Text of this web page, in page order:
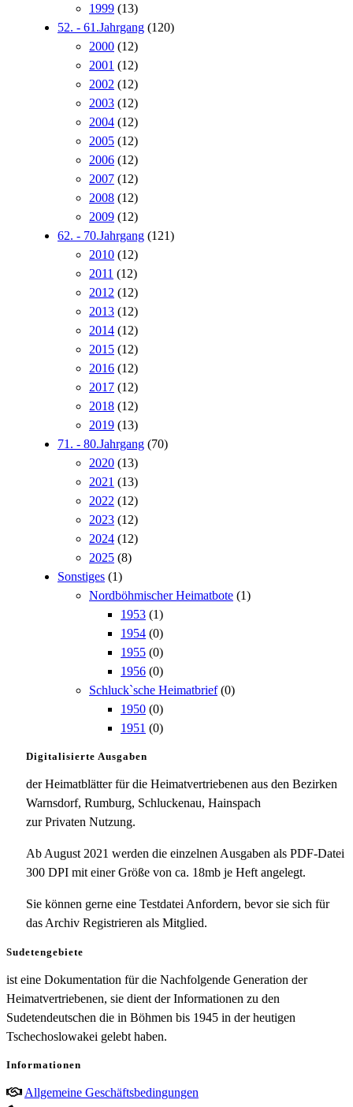
1999 (13)
52. - 61.Jahrgang (120)
2000 (12)
2001 (12)
2002 (12)
2003 (12)
2004 (12)
2005 (12)
2006 (12)
2007 (12)
2008 (12)
2009 (12)
62. - 70.Jahrgang (121)
2010 (12)
2011 (12)
2012 (12)
2013 (12)
2014 (12)
2015 (12)
2016 (12)
2017 (12)
2018 (12)
2019 (13)
71. - 80.Jahrgang (70)
2020 (13)
2021 (13)
2022 (12)
2023 (12)
2024 (12)
2025 (8)
Sonstiges (1)
Nordböhmischer Heimatbote (1)
1953 (1)
1954 (0)
1955 (0)
1956 (0)
Schluck`sche Heimatbrief (0)
1950 (0)
1951 (0)
Digitalisierte Ausgaben
der Heimatblätter für die Heimatvertriebenen aus den Bezirken
Warnsdorf, Rumburg, Schluckenau, Hainspach
zur Privaten Nutzung.
Ab August 2021 werden die einzelnen Ausgaben als PDF-Datei
300 DPI mit einer Größe von ca. 18mb je Heft angelegt.
Sie können gerne eine Testdatei Anfordern, bevor sie sich für
das Archiv Registrieren als Mitglied.
Sudetengebiete
ist eine Dokumentation für die Nachfolgende Generation der
Heimatvertriebenen, sie dient der Informationen zu den
Sudetendeutschen die in Böhmen bis 1945 in der heutigen
Tschechoslowakei gelebt haben.
Informationen
Allgemeine Geschäftsbedingungen